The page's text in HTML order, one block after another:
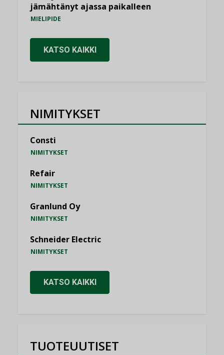
jämähtänyt ajassa paikalleen
MIELIPIDE
KATSO KAIKKI
NIMITYKSET
Consti
NIMITYKSET
Refair
NIMITYKSET
Granlund Oy
NIMITYKSET
Schneider Electric
NIMITYKSET
KATSO KAIKKI
TUOTEUUTISET